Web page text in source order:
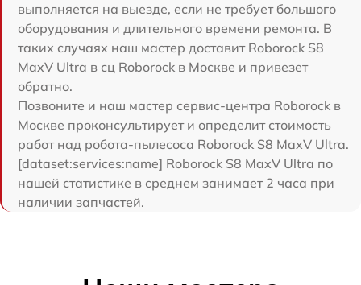
выполняется на выезде, если не требует большого
оборудования и длительного времени ремонта. В
таких случаях наш мастер доставит Roborock S8
MaxV Ultra в сц Roborock в Москве и привезет
обратно.
Позвоните и наш мастер сервис-центра Roborock в
Москве проконсультирует и определит стоимость
работ над робота-пылесоса Roborock S8 MaxV Ultra.
[dataset:services:name] Roborock S8 MaxV Ultra по
нашей статистике в среднем занимает 2 часа при
наличии запчастей.